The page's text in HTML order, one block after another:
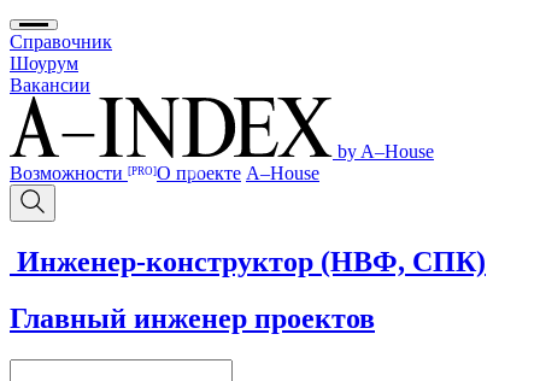
Справочник
Шоурум
Вакансии
by A–House
Возможности [PRO]О проекте A–House
Инженер-конструктор (НВФ, СПК)
Главный инженер проектов